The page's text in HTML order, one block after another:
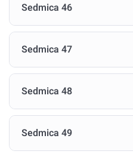
Sedmica 46
Sedmica 47
Sedmica 48
Sedmica 49